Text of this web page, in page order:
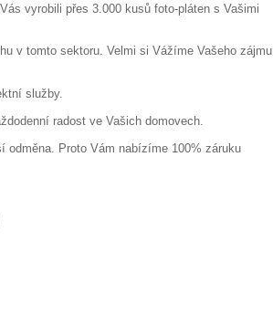
vyrobili přes 3.000 kusů foto-pláten s Vašimi
v tomto sektoru. Velmi si Vážíme Vašeho zájmu
služby.
radost ve Vašich domovech.
odměna. Proto Vám nabízíme 100% záruku